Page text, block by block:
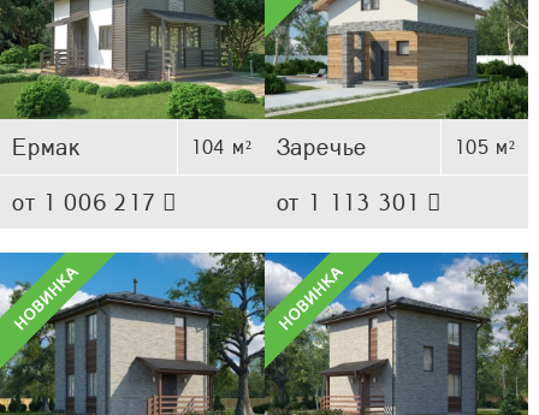
Ермак 104 м²
от 1 006 217
Заречье 105 м²
от 1 113 301